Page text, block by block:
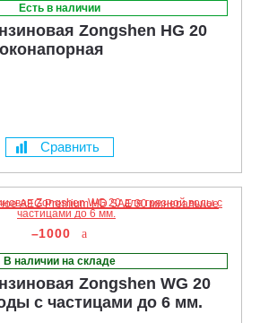
Есть в наличии
Zongshen HG 20
Сравнить
–1000
В наличии на складе
Zongshen WG 20
с частицами до 6 мм.